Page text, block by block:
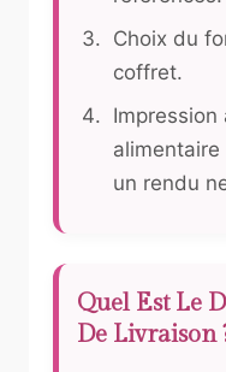
Choix du
coffret.
Impression
un rendu
Quel Est Le
De Livraison